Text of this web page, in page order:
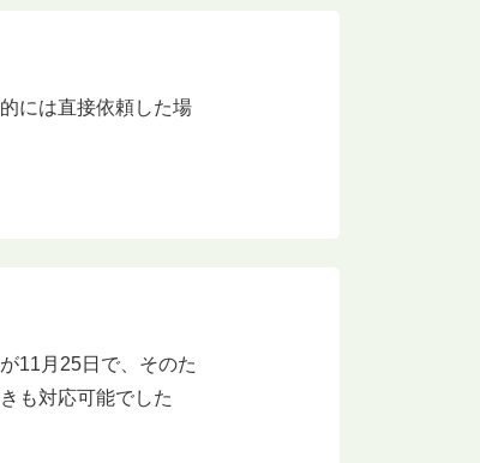
には直接依頼した場
11月25日で、そのた
も対応可能でした